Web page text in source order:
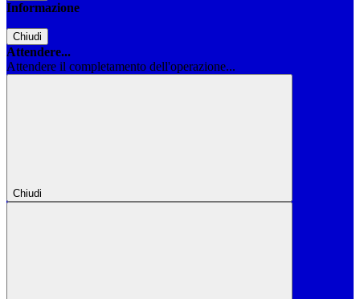
Informazione
Chiudi
Attendere...
Attendere il completamento dell'operazione...
Chiudi